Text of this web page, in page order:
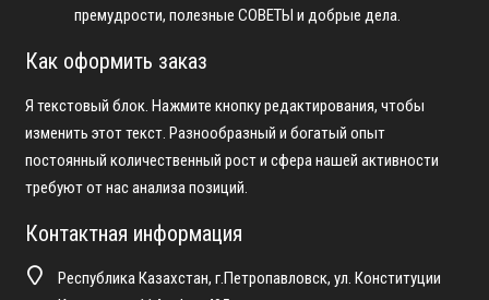
премудрости, полезные СОВЕТЫ и добрые дела.
Как оформить заказ
Я текстовый блок. Нажмите кнопку редактирования, чтобы
изменить этот текст. Разнообразный и богатый опыт
постоянный количественный рост и сфера нашей активности
требуют от нас анализа позиций.
Контактная информация
Республика Казахстан, г.Петропавловск, ул. Конституции